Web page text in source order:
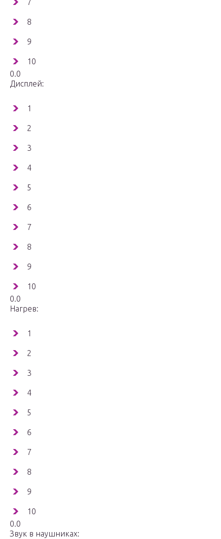
7
8
9
10
0.0
Дисплей:
1
2
3
4
5
6
7
8
9
10
0.0
Нагрев:
1
2
3
4
5
6
7
8
9
10
0.0
Звук в наушниках: